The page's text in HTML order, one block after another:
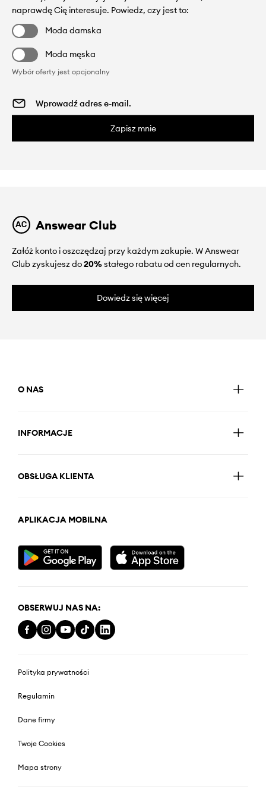
naprawdę Cię interesuje. Powiedz, czy jest to:
Moda damska
Moda męska
Wybór oferty jest opcjonalny
Zapisz mnie
Answear Club
Załóż konto i oszczędzaj przy każdym zakupie. W Answear
Club zyskujesz do20%stałego rabatu od cen regularnych.
Dowiedz się więcej
O NAS
INFORMACJE
OBSŁUGA KLIENTA
APLIKACJA MOBILNA
OBSERWUJ NAS NA:
Polityka prywatności
Regulamin
Dane firmy
Twoje Cookies
Mapa strony